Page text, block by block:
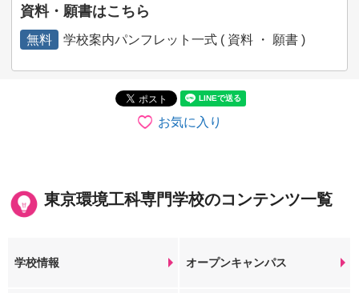
資料・願書はこちら
無料 学校案内パンフレット一式 ( 資料 ・ 願書 )
お気に入り
東京環境工科専門学校のコンテンツ一覧
学校情報 オープンキャンパス